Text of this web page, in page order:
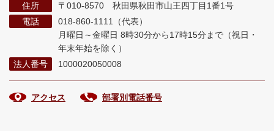
住所
〒010-8570 秋田県秋田市山王四丁目1番1号
電話
018-860-1111（代表）
月曜日～金曜日 8時30分から17時15分まで （祝日・
年末年始を除く）
法人番号
1000020050008
アクセス 部署別電話番号